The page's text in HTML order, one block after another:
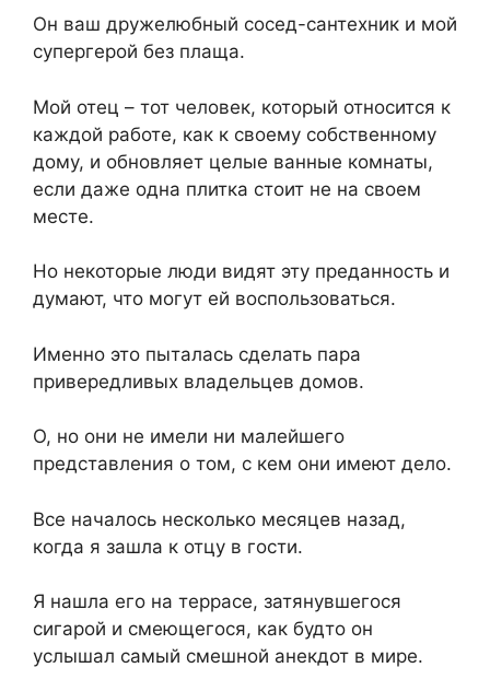
Он ваш дружелюбный сосед-сантехник и мой
супергерой без плаща.
Мой отец – тот человек, который относится к
каждой работе, как к своему собственному
дому, и обновляет целые ванные комнаты,
если даже одна плитка стоит не на своем
месте.
Но некоторые люди видят эту преданность и
думают, что могут ей воспользоваться.
Именно это пыталась сделать пара
привередливых владельцев домов.
О, но они не имели ни малейшего
представления о том, с кем они имеют дело.
Все началось несколько месяцев назад,
когда я зашла к отцу в гости.
Я нашла его на террасе, затянувшегося
сигарой и смеющегося, как будто он
услышал самый смешной анекдот в мире.